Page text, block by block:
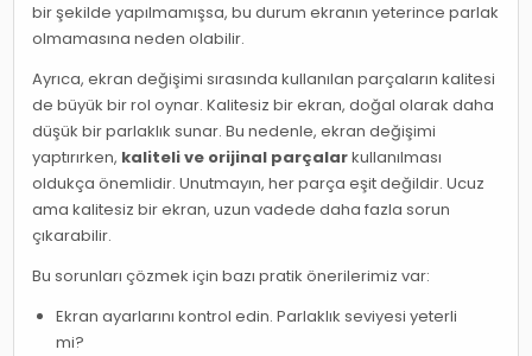
bir şekilde yapılmamışsa, bu durum ekranın yeterince parlak
olmamasına neden olabilir.
Ayrıca, ekran değişimi sırasında kullanılan parçaların kalitesi
de büyük bir rol oynar. Kalitesiz bir ekran, doğal olarak daha
düşük bir parlaklık sunar. Bu nedenle, ekran değişimi
yaptırırken, kaliteli ve orijinal parçalarkullanılması
oldukça önemlidir. Unutmayın, her parça eşit değildir. Ucuz
ama kalitesiz bir ekran, uzun vadede daha fazla sorun
çıkarabilir.
Bu sorunları çözmek için bazı pratik önerilerimiz var:
Ekran ayarlarını kontrol edin. Parlaklık seviyesi yeterli
mi?